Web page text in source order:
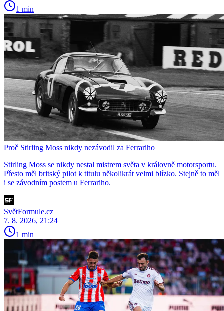
1 min
Proč Stirling Moss nikdy nezávodil za Ferrariho
Stirling Moss se nikdy nestal mistrem světa v královně motorsportu.
Přesto měl britský pilot k titulu několikrát velmi blízko. Stejně to měl
i se závodním postem u Ferrariho.
SvětFormule.cz
7. 8. 2026, 21:24
1 min